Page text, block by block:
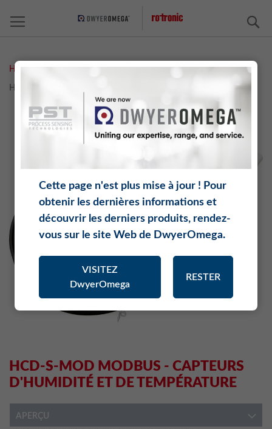
Home Measurement Solutions Température
HCD-S-MOD Modbus - Capteurs d'humidité et de température
HCD-S-MOD MODBUS - CAPTEURS
D'HUMIDITÉ ET DE TEMPÉRATURE
APERÇU
Cette page n'est plus mise à jour ! Pour
obtenir les dernières informations et
découvrir les derniers produits, rendez-
vous sur le site Web de DwyerOmega.
VISITEZ
DwyerOmega
RESTER